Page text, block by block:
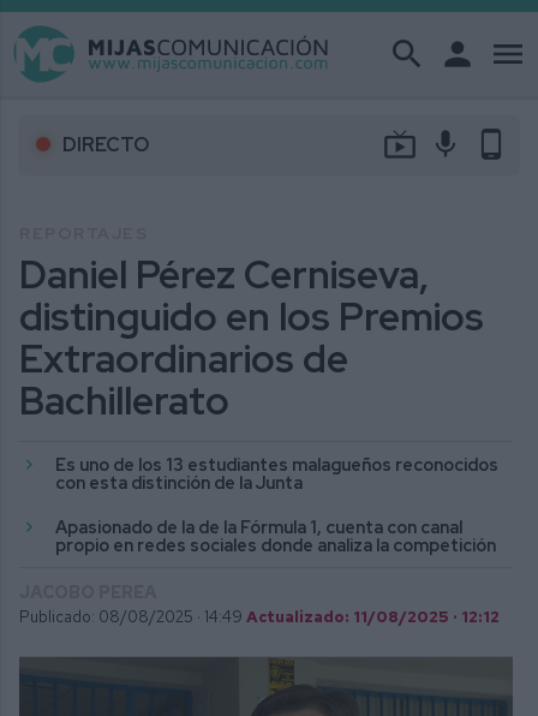
search person menu
DIRECTO live_tv mic phone_android
Daniel Pérez Cerniseva,
distinguido en los Premios
Extraordinarios de
Bachillerato
Es uno de los 13 estudiantes malagueños reconocidos
con esta distinción de la Junta
Apasionado de la de la Fórmula 1, cuenta con canal
propio en redes sociales donde analiza la competición
Publicado: 08/08/2025 · 14:49 Actualizado: 11/08/2025 · 12:12